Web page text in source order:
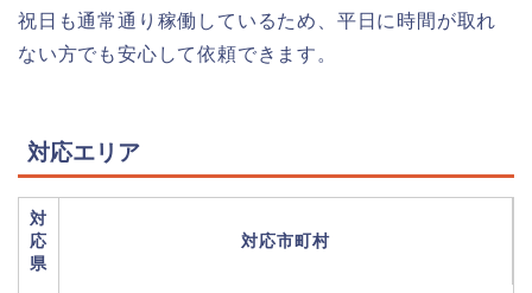
祝日も通常通り稼働しているため、平日に時間が取れ
ない方でも安心して依頼できます。
対応エリア
対
応
県
対応市町村